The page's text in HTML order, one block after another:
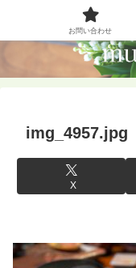
img_4957.jpg
X
お問い合わせ